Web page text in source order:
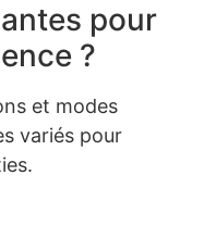
pour
?
et modes
variés pour